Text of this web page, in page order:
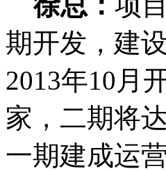
期开发，建
2013年10月
家，二期将
一期建成运